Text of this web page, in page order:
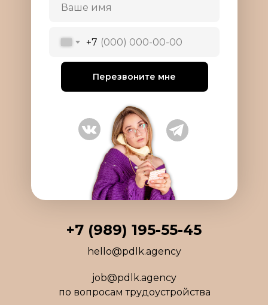
+7
Перезвоните мне
+7 (989) 195-55-45
hello@pdlk.agency
job@pdlk.agency
по вопросам трудоустройства